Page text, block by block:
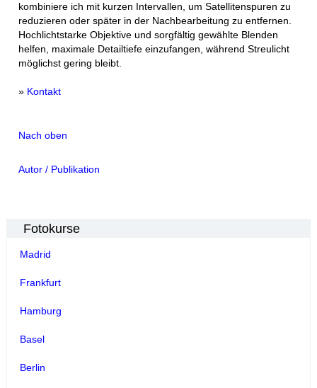
kombiniere ich mit kurzen Intervallen, um Satellitenspuren zu
reduzieren oder später in der Nachbearbeitung zu entfernen.
Hochlichtstarke Objektive und sorgfältig gewählte Blenden
helfen, maximale Detailtiefe einzufangen, während Streulicht
möglichst gering bleibt.
» Kontakt
Nach oben
Autor / Publikation
Fotokurse
Madrid
Frankfurt
Hamburg
Basel
Berlin